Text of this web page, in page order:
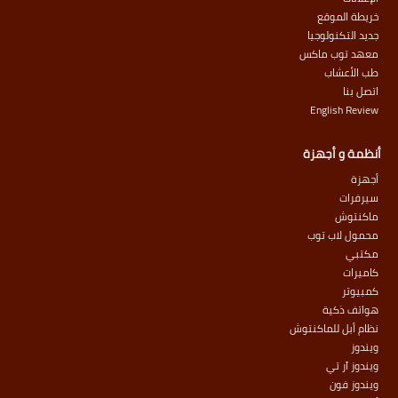
خريطة الموقع
جديد التكنولوجيا
معهد توب ماكس
طب الأعشاب
اتصل بنا
English Review
أنظمة و أجهزة
أجهزة
سيرفرات
ماكنتوش
محمول لاب توب
مكتبي
كاميرات
كمبيوتر
هواتف ذكية
نظام أبل للماكنتوش
ويندوز
ويندوز آر تي
ويندوز فون